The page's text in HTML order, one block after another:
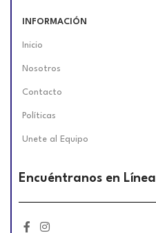
INFORMACIÓN
Inicio
Nosotros
Contacto
Políticas
Unete al Equipo
Encuéntranos en Línea